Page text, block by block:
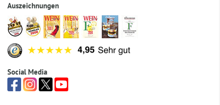
Auszeichnungen
Social Media